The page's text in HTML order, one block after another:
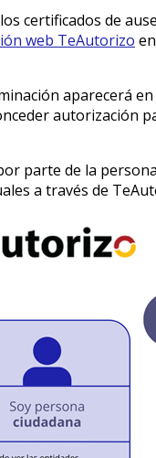
certificados de
web TeAutorizo
aparecerá
autorización
parte de la
a través de